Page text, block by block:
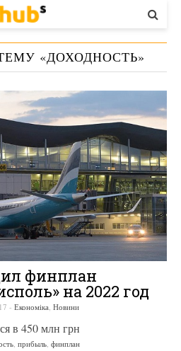
«ДОХОДНОСТЬ»
финплан
на 2022 год
- Економіка Новини
в 450 млн грн
прибыль финплан